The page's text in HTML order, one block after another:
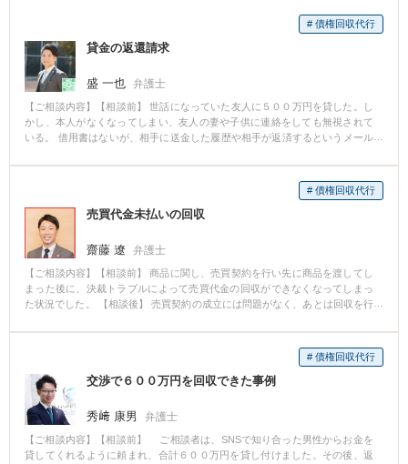
# 債権回収代行
貸金の返還請求
盛 一也 弁護士
【ご相談内容】【相談前】 世話になっていた友人に５００万円を貸した。し
かし、本人がなくなってしまい、友人の妻や子供に連絡をしても無視されて
いる。 借用書はないが、相手に送金した履歴や相手が返済するというメール
は、まず、相手方に対し電話連絡等を行ったものの、資力がないとのことで
返済を断られました。 そこで、貸金返還請求で訴訟を提起したところ、相
手に弁護士も入り、数か月程度期日は進行したが、最後は、裁判上の和解で
解決し、当初の請求額より減額はされたものの無事返還を受けることができ
ました。 【先生のコメント】 本件では借用書がありませんでしたが、借金の
やり取りの証拠があることから裁判で勝つことができました。 このように、
契約書がなくても、まず、弁護士に相談をしてみることが肝要です。
# 債権回収代行
売買代金未払いの回収
齋藤 遼 弁護士
【ご相談内容】【相談前】 商品に関し、売買契約を行い先に商品を渡してし
まった後に、決裁トラブルによって売買代金の回収ができなくなってしまっ
た状況でした。 【相談後】 売買契約の成立には問題がなく、あとは回収を行
で内容証明郵便を発送したところ、相手方よりすぐに払う旨の連絡があり、
全額の回収ができました。 【先生のコメント】 弁護士名で書面を発送するこ
とによって、相手方へ与えるプレッシャーは大きくなります。 弁護士であれ
ば、訴訟や差し押さえまで一貫した対応ができ、また、司法書士と異なり金
額や裁判所の限定もないため、トータルケアが可能です。 是非、弁護士にご
相談ください。
# 債権回収代行
交渉で６００万円を回収できた事例
秀﨑 康男 弁護士
【ご相談内容】【相談前】 ご相談者は、SNSで知り合った男性からお金を
貸してくれるように頼まれ、合計６００万円を貸し付けました。その後、返